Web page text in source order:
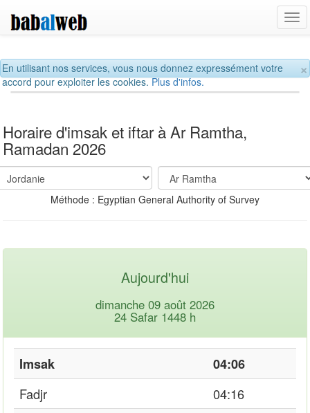
×
En utilisant nos services, vous nous donnez expressément votre
accord pour exploiter les cookies.Plus d'infos.
Horaire d'imsak et iftar à Ar Ramtha,
Ramadan 2026
Méthode : Egyptian General Authority of Survey
Aujourd'hui
dimanche 09 août 2026
24 Safar 1448 h
Imsak
04:06
Fadjr
04:16